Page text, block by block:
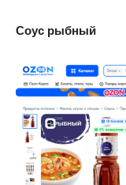
Соус рыбный